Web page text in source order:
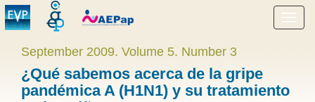
Show
menu
September 2009. Volume 5. Number 3
¿Qué sabemos acerca de la gripe
pandémica A (H1N1) y su tratamiento